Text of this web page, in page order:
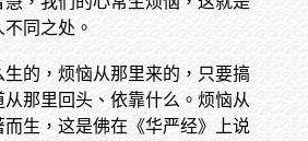
同之处。
生的，烦恼从那里来的，只要搞
那里回头、依靠什么。烦恼从
而生，这是佛在《华严经》上说